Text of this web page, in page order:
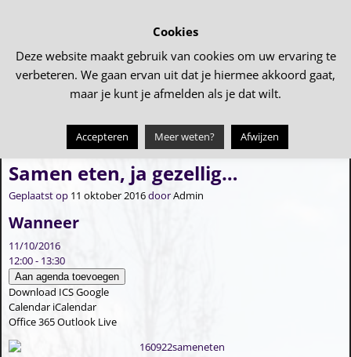
Bericht navigatie
Inloop voetbaltraining Kabouters Vogelvoedertaart maken
Samen eten, ja gezellig…
Geplaatst op 11 oktober 2016doorAdmin
Wanneer
11/10/2016
12:00 - 13:30
Aan agenda toevoegen
Download ICSGoogle
Calendar iCalendar
Office 365Outlook Live
Cookies
Deze website maakt gebruik van cookies om uw ervaring te
verbeteren. We gaan ervan uit dat je hiermee akkoord gaat,
maar je kunt je afmelden als je dat wilt.
Accepteren Meer weten? Afwijzen